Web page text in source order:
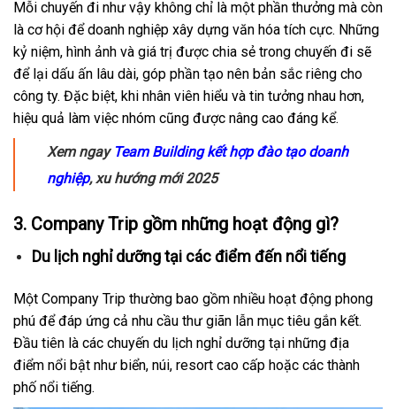
Mỗi chuyến đi như vậy không chỉ là một phần thưởng mà còn
là cơ hội để doanh nghiệp xây dựng văn hóa tích cực. Những
kỷ niệm, hình ảnh và giá trị được chia sẻ trong chuyến đi sẽ
để lại dấu ấn lâu dài, góp phần tạo nên bản sắc riêng cho
công ty. Đặc biệt, khi nhân viên hiểu và tin tưởng nhau hơn,
hiệu quả làm việc nhóm cũng được nâng cao đáng kể.
Xem ngay Team Building kết hợp đào tạo doanh
nghiệp, xu hướng mới 2025
3. Company Trip gồm những hoạt động gì?
Du lịch nghỉ dưỡng tại các điểm đến nổi tiếng
Một Company Trip thường bao gồm nhiều hoạt động phong
phú để đáp ứng cả nhu cầu thư giãn lẫn mục tiêu gắn kết.
Đầu tiên là các chuyến du lịch nghỉ dưỡng tại những địa
điểm nổi bật như biển, núi, resort cao cấp hoặc các thành
phố nổi tiếng.